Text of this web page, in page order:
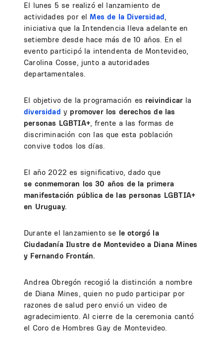
El lunes 5 se realizó el lanzamiento de
actividades por elMes de la Diversidad,
iniciativa que la Intendencia lleva adelante en
setiembre desde hace más de 10 años. En el
evento participó la intendenta de Montevideo,
Carolina Cosse, junto a autoridades
departamentales.
El objetivo de la programación es reivindicar la
diversidad y promover los derechos de las
personas LGBTIA+, frente a las formas de
discriminación con las que esta población
convive todos los días.
El año 2022 es significativo, dado que
se conmemoran los 30 años de la primera
manifestación pública de las personas LGBTIA+
en Uruguay.
Durante el lanzamiento se le otorgó la
Ciudadanía Ilustre de Montevideo a Diana Mines
y Fernando Frontán.
Andrea Obregón recogió la distinción a nombre
de Diana Mines, quien no pudo participar por
razones de salud pero envió un video de
agradecimiento. Al cierre de la ceremonia cantó
el Coro de Hombres Gay de Montevideo.